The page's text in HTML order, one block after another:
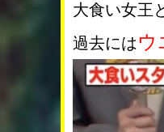
大食い女王
過去にはウ